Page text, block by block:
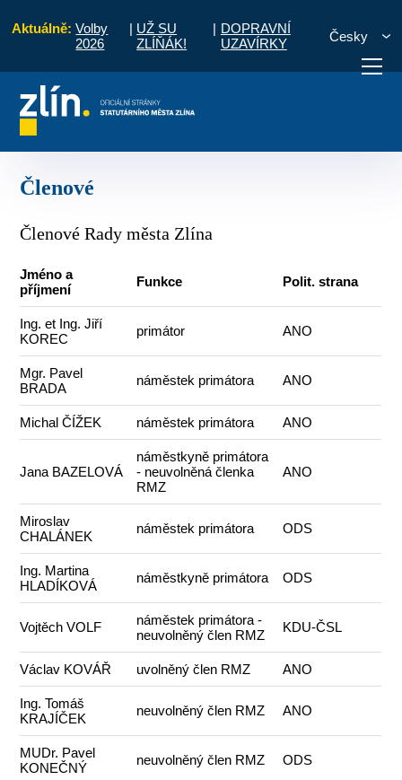
Aktuálně: Volby
2026
| UŽ SU
ZLÍŇÁK!
| DOPRAVNÍ
UZAVÍRKY
Česky
vyřídit
Členové
Členové Rady města Zlína
Jméno a
příjmení
Funkce Polit. strana
Ing. et Ing. Jiří
KOREC
primátor ANO
Mgr. Pavel
BRADA
náměstek primátora ANO
Michal ČÍŽEK náměstek primátora ANO
Jana BAZELOVÁ
náměstkyně primátora
- neuvolněná členka
RMZ
ANO
Miroslav
CHALÁNEK
náměstek primátora ODS
Ing. Martina
HLADÍKOVÁ
náměstkyně primátora ODS
Vojtěch VOLF
náměstek primátora -
neuvolněný člen RMZ
KDU-ČSL
Václav KOVÁŘ uvolněný člen RMZ ANO
Ing. Tomáš
KRAJÍČEK
neuvolněný člen RMZ ANO
MUDr. Pavel
KONEČNÝ
neuvolněný člen RMZ ODS